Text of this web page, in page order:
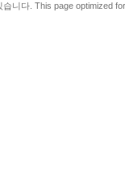
습니다. This page optimized